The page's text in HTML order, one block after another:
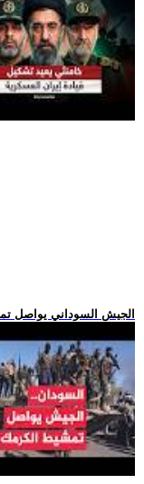
.. الجيش السوداني يواصل